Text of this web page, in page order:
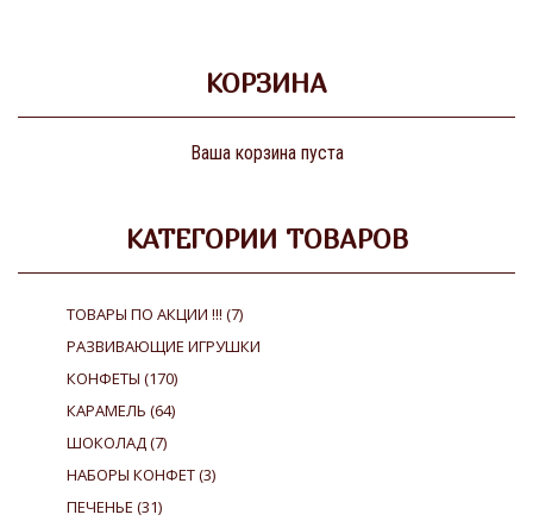
КОРЗИНА
Ваша корзина пуста
КАТЕГОРИИ ТОВАРОВ
ТОВАРЫ ПО АКЦИИ !!! (7)
РАЗВИВАЮЩИЕ ИГРУШКИ
КОНФЕТЫ (170)
КАРАМЕЛЬ (64)
ШОКОЛАД(7)
НАБОРЫ КОНФЕТ(3)
ПЕЧЕНЬЕ (31)